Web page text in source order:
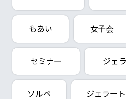
もあい 女子会
セミナー ジェ
ソルベ ジェラート